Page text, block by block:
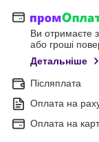
Ви отримаєте
або гроші
Детальніше
Післяплата
Оплата на
Оплата на